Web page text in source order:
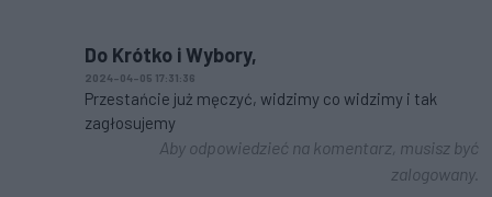
Do Krótko i Wybory,
2024-04-05 17:31:36
Przestańcie już męczyć, widzimy co widzimy i tak
zagłosujemy
Aby odpowiedzieć na komentarz, musisz być
zalogowany.